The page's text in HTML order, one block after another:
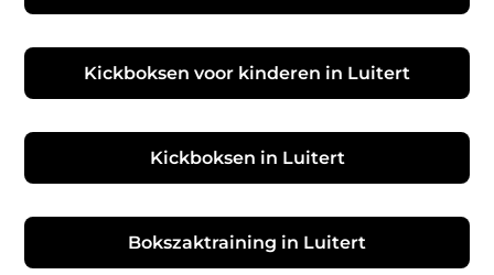
Kickboksen voor kinderen in Luitert
Kickboksen in Luitert
Bokszaktraining in Luitert